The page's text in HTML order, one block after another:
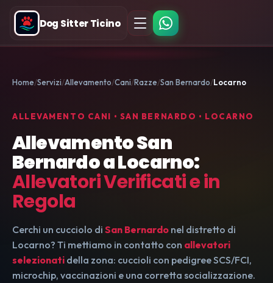
Dog Sitter Ticino
Home Servizi Allevamento Cani Razze San Bernardo Locarno
ALLEVAMENTO CANI • SAN BERNARDO • LOCARNO
Allevamento San
Bernardo a Locarno:
Allevatori Verificati e in
Regola
Cerchi un cucciolo di San Bernardo nel distretto di
Locarno? Ti mettiamo in contatto con allevatori
selezionati della zona: cuccioli con pedigree SCS/FCI,
microchip, vaccinazioni e una corretta socializzazione.